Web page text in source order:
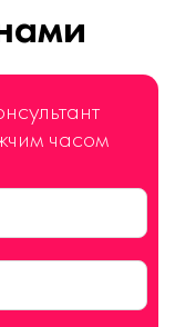
часом